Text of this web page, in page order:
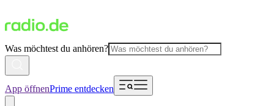
Was möchtest du anhören?
App öffnenPrime entdecken